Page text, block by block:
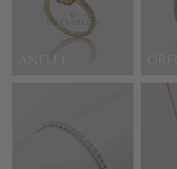
ANELLI